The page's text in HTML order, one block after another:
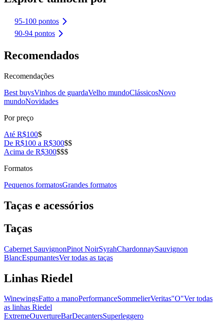
95-100 pontos
90-94 pontos
Recomendados
Recomendações
Best buysVinhos de guardaVelho mundoClássicosNovo
mundoNovidades
Por preço
Até R$100$
De R$100 a R$300$$
Acima de R$300$$$
Formatos
Pequenos formatosGrandes formatos
Taças e acessórios
Taças
Cabernet SauvignonPinot NoirSyrahChardonnaySauvignon
BlancEspumantesVer todas as taças
Linhas Riedel
WinewingsFatto a manoPerformanceSommelierVeritas"O"Ver todas
as linhas Riedel
ExtremeOuvertureBarDecantersSuperleggero